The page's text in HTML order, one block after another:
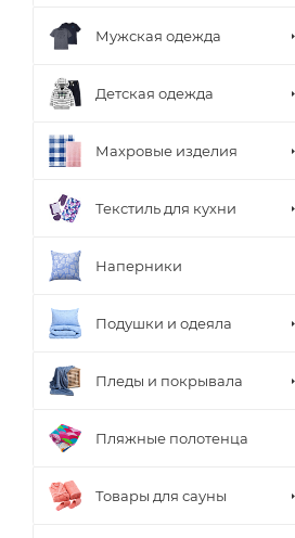
Мужская одежда
Детская одежда
Махровые изделия
Текстиль для кухни
Наперники
Подушки и одеяла
Пледы и покрывала
Пляжные полотенца
Товары для сауны